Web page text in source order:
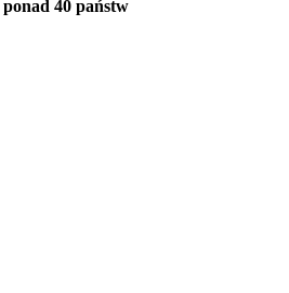
ponad 40 państw